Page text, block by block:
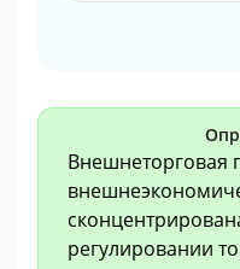
Внешнеторговая
регулировании